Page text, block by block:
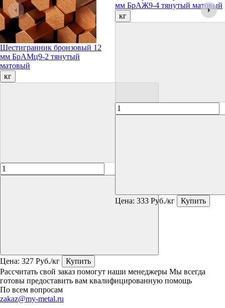
Шестигранник бронзовый 12
мм БрАМц9-2 тянутый
матовый
кг
Цена: 327 Руб./кг Купить
мм БрАЖ9-4 тянутый матовый
кг
Цена: 333 Руб./кг Купить
Рассчитать свой заказ помогут наши менеджеры Мы всегда
готовы предоставить вам квалифицированную помощь
По всем вопросам
zakaz@my-metal.ru